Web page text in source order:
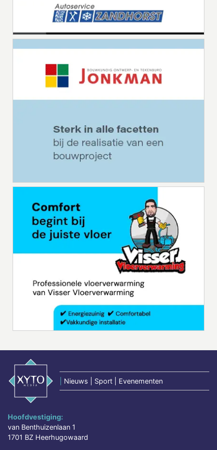
Nieuws | Sport | Evenementen
Hoofdvestiging:
van Benthuizenlaan 1
1701 BZ Heerhugowaard